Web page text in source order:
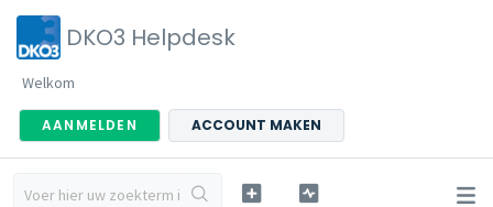
DKO3 Helpdesk
Welkom
AANMELDEN ACCOUNT MAKEN